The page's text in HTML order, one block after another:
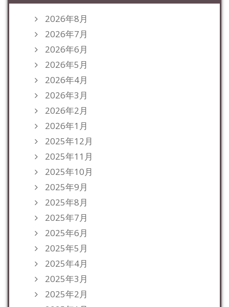
2026年8月
2026年7月
2026年6月
2026年5月
2026年4月
2026年3月
2026年2月
2026年1月
2025年12月
2025年11月
2025年10月
2025年9月
2025年8月
2025年7月
2025年6月
2025年5月
2025年4月
2025年3月
2025年2月